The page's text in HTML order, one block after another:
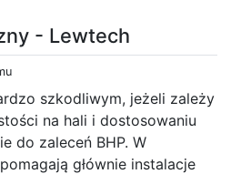
- Lewtech
szkodliwym, jeżeli zależy
na hali i dostosowaniu
do zaleceń BHP. W
głównie instalacje